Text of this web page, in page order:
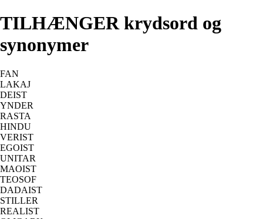
TILHÆNGER krydsord og
synonymer
FAN
LAKAJ
DEIST
YNDER
RASTA
HINDU
VERIST
EGOIST
UNITAR
MAOIST
TEOSOF
DADAIST
STILLER
REALIST